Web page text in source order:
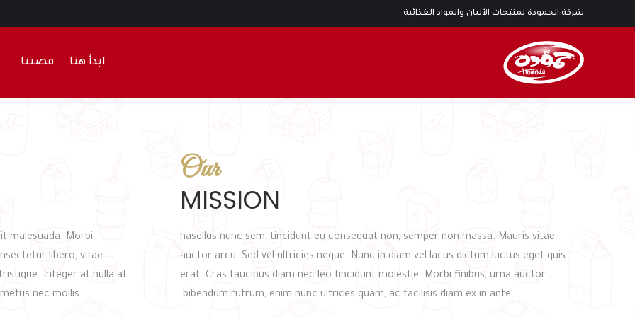
شركة الحمودة لمنتجات الألبان والمواد الغذائية
ابدأ هنا قصتنا
malesuada. Morbi
libero, vitae
Integer at nulla at
nec mollis.
Our
MISSION
hasellus nunc sem, tincidunt eu consequat non, semper non massa. Mauris vitae
auctor arcu. Sed vel ultricies neque. Nunc in diam vel lacus dictum luctus eget quis
erat. Cras faucibus diam nec leo tincidunt molestie. Morbi finibus, urna auctor
bibendum rutrum, enim nunc ultrices quam, ac facilisis diam ex in ante.